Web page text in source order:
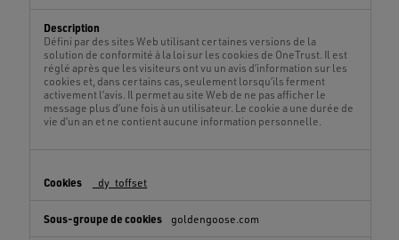
Défini par des sites Web utilisant certaines versions de la
solution de conformité à la loi sur les cookies de OneTrust. Il est
réglé après que les visiteurs ont vu un avis d’information sur les
cookies et, dans certains cas, seulement lorsqu’ils ferment
activement l’avis. Il permet au site Web de ne pas afficher le
message plus d’une fois à un utilisateur. Le cookie a une durée de
vie d’un an et ne contient aucune information personnelle.
_dy_toffset
goldengoose.com